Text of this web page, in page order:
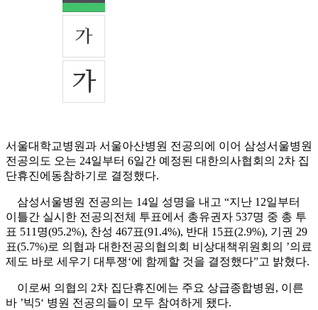
서울대학교병원과 서울아산병원 전공의에 이어 삼성서울병원
전공의도 오는 24일부터 6일간 예정된 대한의사협회의 2차 집
단휴진에동참하기로 결정했다.
삼성서울병원 전공의는 14일 성명을 내고 “지난 12일부터
이틀간 실시한 전공의전체 투표에서 총유권자 537명 중 총 투
표 511명(95.2%), 찬성 467표(91.4%), 반대 15표(2.9%), 기권 29
표(5.7%)로 의협과 대한전공의협의회 비상대책위원회의 ’의료
제도 바로 세우기 대투쟁‘에 함께할 것을 결정했다”고 밝혔다.
이로써 의협의 2차 집단휴진에는 주요 상급종합병원, 이른
바 ’빅5‘ 병원 전공의들이 모두 참여하게 됐다.